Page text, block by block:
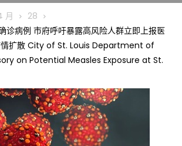
5月16日龙舟体验日 邀请各界亲身体验划行乐
的相逢
近四十年 致力推动全球植物多样性研究与中美
博士逝世 享年89岁
夏又相逢。中华日，等你来赴约 —— 密苏里植物
特别报道（五）
刘励(Li Statler)与钢琴家Darek演绎一场古筝
月
28
诊病例 市府呼吁暴露高风险人群立即上报医
情扩散 City of St. Louis Department of
on Potential Measles Exposure at St.